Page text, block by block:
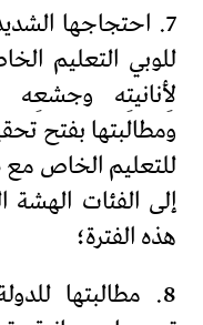
7. احتجاجها
للوبي التعليم
لِأنانيتِه
ومطالبتها بفتح
للتعليم الخاص مع
إلى الفئات
هذه الفترة؛
8. مطالبتها